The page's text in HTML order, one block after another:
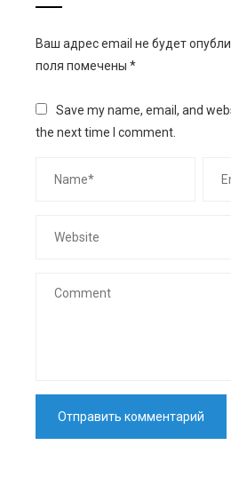
Ваш адрес email не будет
поля помечены *
Save my name, email, and
the next time I comment.